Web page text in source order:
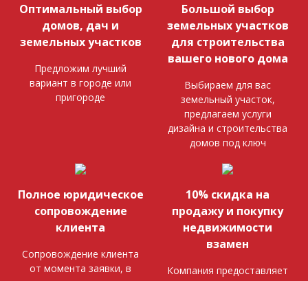
Оптимальный выбор
домов, дач и
земельных участков
Предложим лучший
вариант в городе или
пригороде
Большой выбор
земельных участков
для строительства
вашего нового дома
Выбираем для вас
земельный участок,
предлагаем услуги
дизайна и строительства
домов под ключ
Полное юридическое
сопровождение
клиента
Сопровождение клиента
от момента заявки, в
10% скидка на
продажу и покупку
недвижимости
взамен
Компания предоставляет